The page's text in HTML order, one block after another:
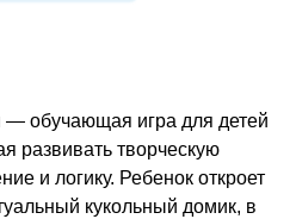
обучающая игра для детей
развивать творческую
и логику. Ребенок откроет
кукольный домик, в